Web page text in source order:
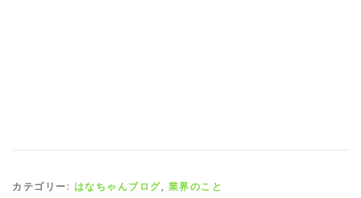
カテゴリー: はなちゃんブログ, 業界のこと